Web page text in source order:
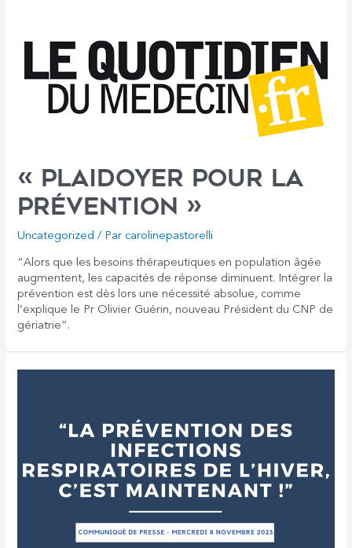
« Plaidoyer pour la
prévention »
Uncategorized / Par carolinepastorelli
“Alors que les besoins thérapeutiques en population âgée
augmentent, les capacités de réponse diminuent. Intégrer la
prévention est dès lors une nécessité absolue, comme
l’explique le Pr Olivier Guérin, nouveau Président du CNP de
gériatrie”.